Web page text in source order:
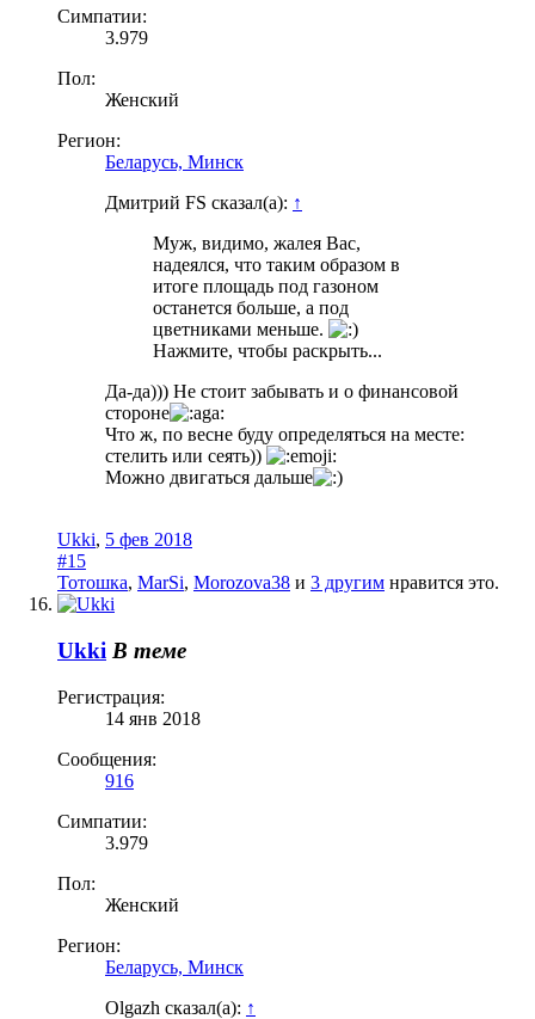
Симпатии:
3.979
Пол:
Женский
Регион:
Беларусь, Минск
Дмитрий FS сказал(а): ↑
Муж, видимо, жалея Вас,
надеялся, что таким образом в
итоге площадь под газоном
останется больше, а под
цветниками меньше.
Нажмите, чтобы раскрыть...
Да-да))) Не стоит забывать и о финансовой
стороне
Что ж, по весне буду определяться на месте:
стелить или сеять))
Можно двигаться дальше
Ukki, 5 фев 2018
#15
Тотошка, MarSi, Morozova38 и 3 другим нравится это.
Ukki В теме
Регистрация:
14 янв 2018
Сообщения:
916
Симпатии:
3.979
Пол:
Женский
Регион:
Беларусь, Минск
Olgazh сказал(а): ↑